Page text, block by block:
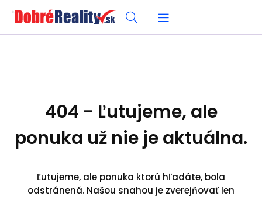
404 - Ľutujeme, ale
ponuka už nie je aktuálna.
Ľutujeme, ale ponuka ktorú hľadáte, bola
odstránená. Našou snahou je zverejňovať len